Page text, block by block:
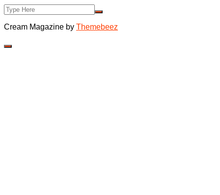
Cream Magazine by Themebeez